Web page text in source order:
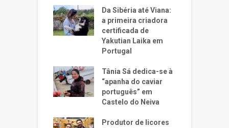
Da Sibéria até Viana:
a primeira criadora
certificada de
Yakutian Laika em
Portugal
Tânia Sá dedica-se à
“apanha do caviar
português” em
Castelo do Neiva
Produtor de licores